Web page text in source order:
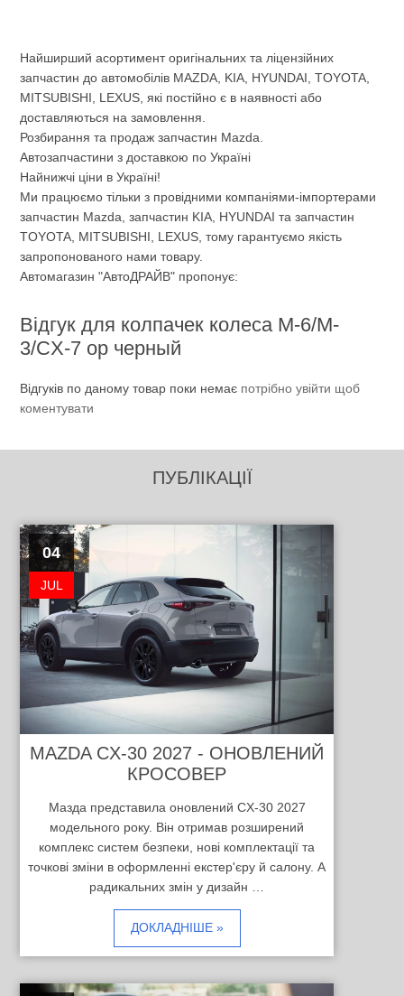
Найширший асортимент оригінальних та ліцензійних
запчастин до автомобілів MAZDA, KIA, HYUNDAI, TOYOTA,
MITSUBISHI, LEXUS, які постійно є в наявності або
доставляються на замовлення.
Розбирання та продаж запчастин Mazda.
Автозапчастини з доставкою по Україні
Найнижчі ціни в Україні!
Ми працюємо тільки з провідними компаніями-імпортерами
запчастин Mazda, запчастин KIA, HYUNDAI та запчастин
TOYOTA, MITSUBISHI, LEXUS, тому гарантуємо якість
запропонованого нами товару.
Автомагазин "АвтоДРАЙВ" пропонує:
Відгук для колпачек колеса M-6/M-
3/CX-7 ор черный
Відгуків по даному товар поки немає потрібно увійти щоб
коментувати
ПУБЛІКАЦІЇ
04
JUL
MAZDA CX-30 2027 - ОНОВЛЕНИЙ
КРОСОВЕР
Мазда представила оновлений CX-30 2027
модельного року. Він отримав розширений
комплекс систем безпеки, нові комплектації та
точкові зміни в оформленні екстер'єру й салону. А
радикальних змін у дизайн …
ДОКЛАДНІШЕ »